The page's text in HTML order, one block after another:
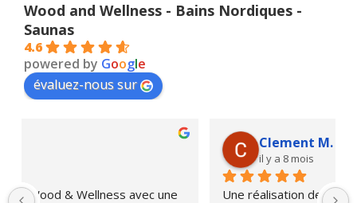
Wood and Wellness - Bains Nordiques -
Saunas
4.6
powered by Google
évaluez-nous sur
Une réalisation de projet spa /sauna bien